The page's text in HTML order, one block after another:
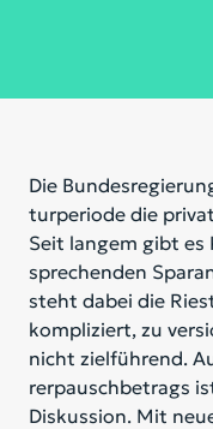
Die
tur­pe­ri­ode die
Seit lan­gem gibt
spre­chen­den
steht da­bei die
kom­pli­ziert, zu
nicht ziel­füh­rend.
rer­pausch­be­trags
Dis­kus­si­on. Mit